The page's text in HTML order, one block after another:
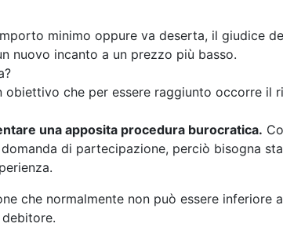
minimo oppure va deserta, il giudice
nuovo incanto a un prezzo più basso.
obiettivo che per essere raggiunto occorre il
una apposita procedura burocratica.
di partecipazione, perciò bisogna
che normalmente non può essere inferiore